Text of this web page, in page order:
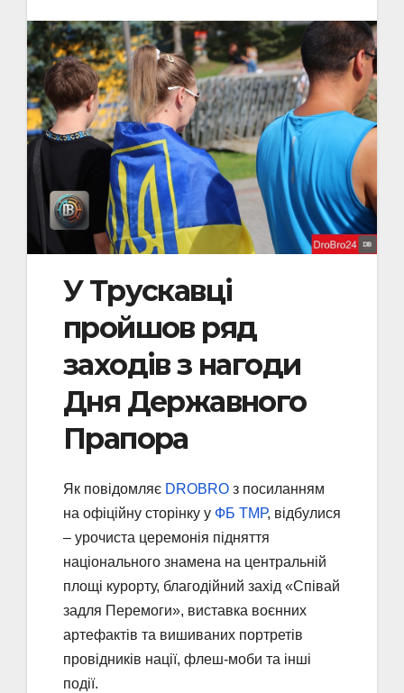
У Трускавці
пройшов ряд
заходів з нагоди
Дня Державного
Прапора
Як повідомляє DROBRO з посиланням
на офіційну сторінку у ФБ ТМР, відбулися
– урочиста церемонія підняття
національного знамена на центральній
площі курорту, благодійний захід «Співай
задля Перемоги», виставка воєнних
артефактів та вишиваних портретів
провідників нації, флеш-моби та інші
події.